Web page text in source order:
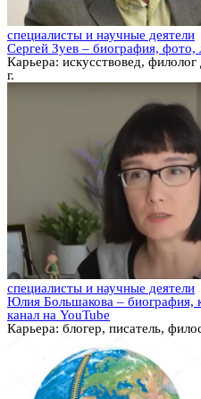
специалисты и научные деятели
Сергей Зуев – биография,
Карьера: искусствовед,
г.
специалисты и научные деятели
Юлия Большакова – биография,
канал на YouTube
Карьера: блогер, писатель,